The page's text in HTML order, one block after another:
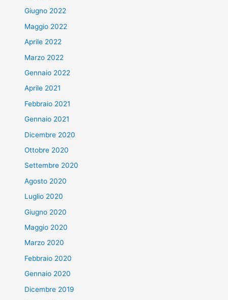
Giugno 2022
Maggio 2022
Aprile 2022
Marzo 2022
Gennaio 2022
Aprile 2021
Febbraio 2021
Gennaio 2021
Dicembre 2020
Ottobre 2020
Settembre 2020
Agosto 2020
Luglio 2020
Giugno 2020
Maggio 2020
Marzo 2020
Febbraio 2020
Gennaio 2020
Dicembre 2019